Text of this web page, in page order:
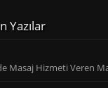
Yazılar
Masaj Hizmeti Veren